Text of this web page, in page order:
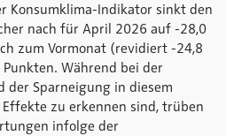
Konsumklima-Indikator sinkt den
nach für April 2026 auf -28,0
zum Vormonat (revidiert -24,8
. Während bei der
Sparneigung in diesem
zu erkennen sind, trüben
infolge der